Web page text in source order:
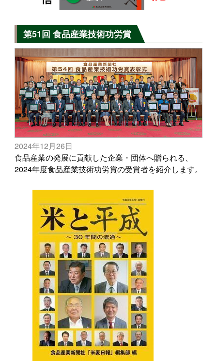
第51回 食品産業技術功労賞
2024年12月26日
食品産業の発展に貢献した企業・団体へ贈られる、
2024年度食品産業技術功労賞の受賞者を紹介します。